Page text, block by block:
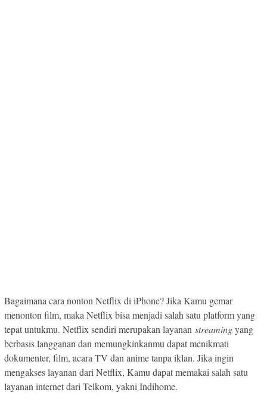
Bagaimana cara nonton Netflix di iPhone? Jika Kamu gemar
menonton film, maka Netflix bisa menjadi salah satu platform yang
tepat untukmu. Netflix sendiri merupakan layanan streamingyang
berbasis langganan dan memungkinkanmu dapat menikmati
dokumenter, film, acara TV dan anime tanpa iklan. Jika ingin
mengakses layanan dari Netflix, Kamu dapat memakai salah satu
layanan internet dari Telkom, yakni Indihome.